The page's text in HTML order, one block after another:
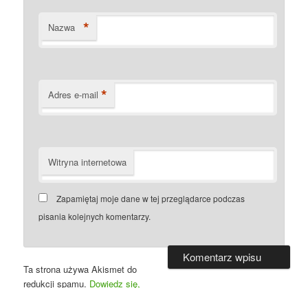
Nazwa *
Adres e-mail *
Witryna internetowa
Zapamiętaj moje dane w tej przeglądarce podczas
pisania kolejnych komentarzy.
Ta strona używa Akismet do
redukcji spamu. Dowiedz się,